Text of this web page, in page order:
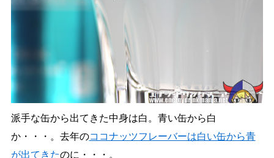
派手な缶から出てきた中身は白。青い缶から白
か・・・。去年のココナッツフレーバーは白い缶から青
が出てきたのに・・・。